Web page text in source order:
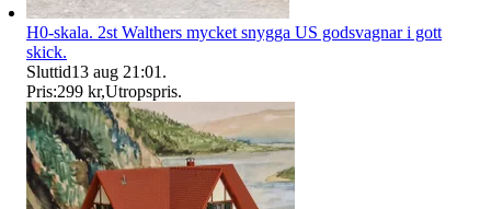
H0-skala. 2st Walthers mycket snygga US godsvagnar i gott
skick.
Sluttid13 aug 21:01 .
Pris:299 kr,Utropspris.